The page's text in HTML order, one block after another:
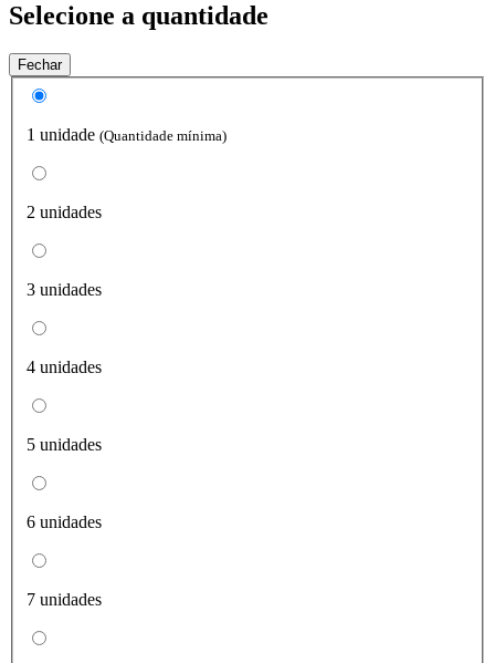
Selecione a quantidade
Fechar
1 unidade (Quantidade mínima)
2 unidades
3 unidades
4 unidades
5 unidades
6 unidades
7 unidades